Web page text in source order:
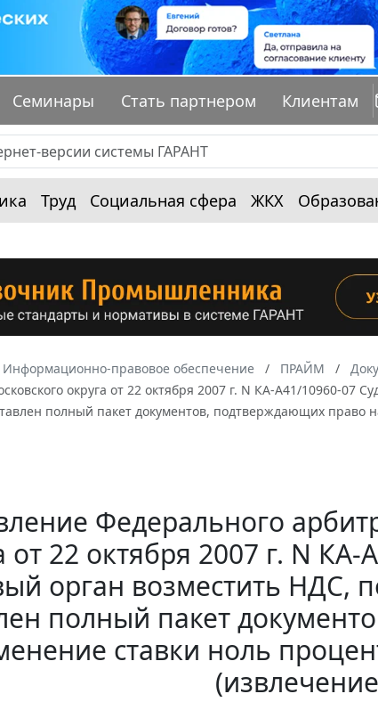
Семинары Стать партнером Клиентам
Труд Социальная сфера ЖКХ
Информационно-правовое обеспечение ПРАЙМ
округа от 22 октября 2007 г. N КА-А41/10960-07
полный пакет документов, подтверждающих право
Федерального
от 22 октября 2007 г. N
орган возместить НДС,
полный пакет
ставки ноль